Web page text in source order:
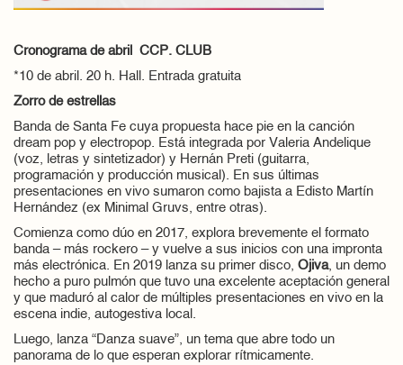
Cronograma de abril CCP. CLUB
*10 de abril. 20 h. Hall. Entrada gratuita
Zorro de estrellas
Banda de Santa Fe cuya propuesta hace pie en la canción
dream pop y electropop. Está integrada por Valeria Andelique
(voz, letras y sintetizador) y Hernán Preti (guitarra,
programación y producción musical). En sus últimas
presentaciones en vivo sumaron como bajista a Edisto Martín
Hernández (ex Minimal Gruvs, entre otras).
Comienza como dúo en 2017, explora brevemente el formato
banda – más rockero – y vuelve a sus inicios con una impronta
más electrónica. En 2019 lanza su primer disco, Ojiva, un demo
hecho a puro pulmón que tuvo una excelente aceptación general
y que maduró al calor de múltiples presentaciones en vivo en la
escena indie, autogestiva local.
Luego, lanza “Danza suave”, un tema que abre todo un
panorama de lo que esperan explorar rítmicamente.